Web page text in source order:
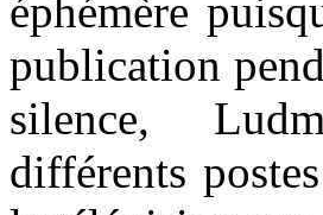
éphémère
publication
silence,
différents